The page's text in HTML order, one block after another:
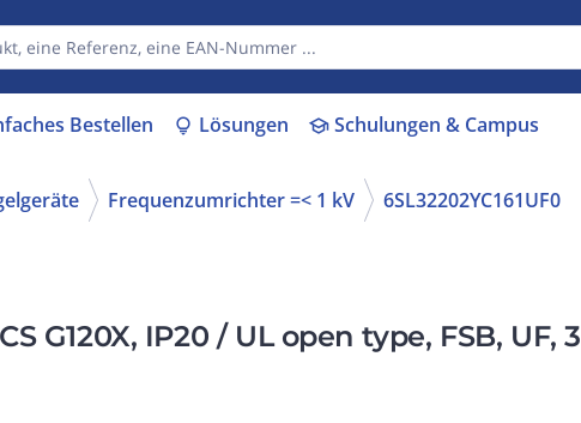
Bestellen lightbulb Lösungen schoolSchulungen & Campus
Frequenzumrichter =< 1 kV 6SL32202YC161UF0
G120X, IP20 / UL open type, FSB, UF, 3